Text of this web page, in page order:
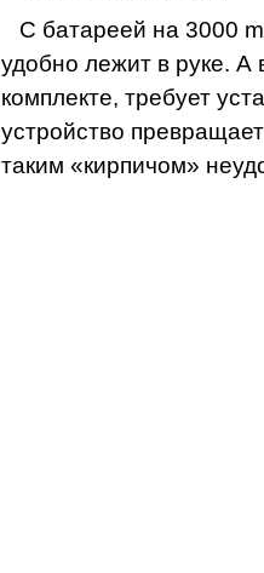
С батареей на 3000
удобно лежит в руке. А
комплекте, требует
устройство
таким «кирпичом»